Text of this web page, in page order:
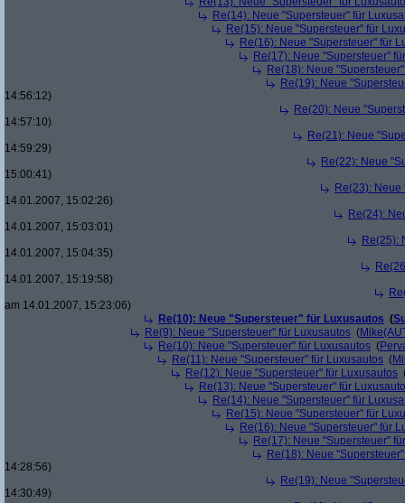
Re(14): Neue "Supersteuer" für
Re(15): Neue "Supersteuer" für
Re(16): Neue "Supersteuer" für
Re(17): Neue "Supersteuer"
Re(18): Neue
Re(19): Neue
14:56:12)
Re(20): Neue
14:57:10)
Re(21): Neue
14:59:29)
Re(22): Neue
15:00:41)
Re(23):
14.01.2007, 15:02:26)
Re(24):
14.01.2007, 15:03:01)
Re(25):
14.01.2007, 15:04:35)
14.01.2007, 15:19:58)
am 14.01.2007, 15:23:06)
Re(10): Neue "Supersteuer" für Luxusautos (
Re(9): Neue "Supersteuer" für Luxusautos (
Re(10): Neue "Supersteuer" für Luxusautos (
Re(11): Neue "Supersteuer" für Luxusautos (
Re(12): Neue "Supersteuer" für Luxusautos
Re(13): Neue "Supersteuer" für
Re(14): Neue "Supersteuer" für
Re(15): Neue "Supersteuer" für
Re(16): Neue "Supersteuer" für
Re(17): Neue "Supersteuer"
Re(18): Neue
14:28:56)
Re(19): Neue
14:30:49)